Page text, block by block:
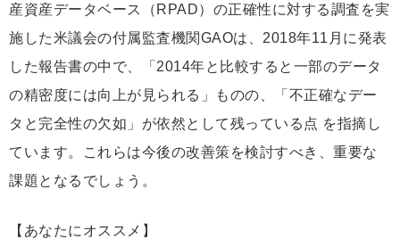
産資産データベース（RPAD）の正確性に対する調査を実
施した米議会の付属監査機関GAOは、2018年11月に発表
した報告書の中で、「2014年と比較すると一部のデータ
の精密度には向上が見られる」ものの、「不正確なデー
タと完全性の欠如」が依然として残っている点 を指摘し
ています。これらは今後の改善策を検討すべき、重要な
課題となるでしょう。
【あなたにオススメ】